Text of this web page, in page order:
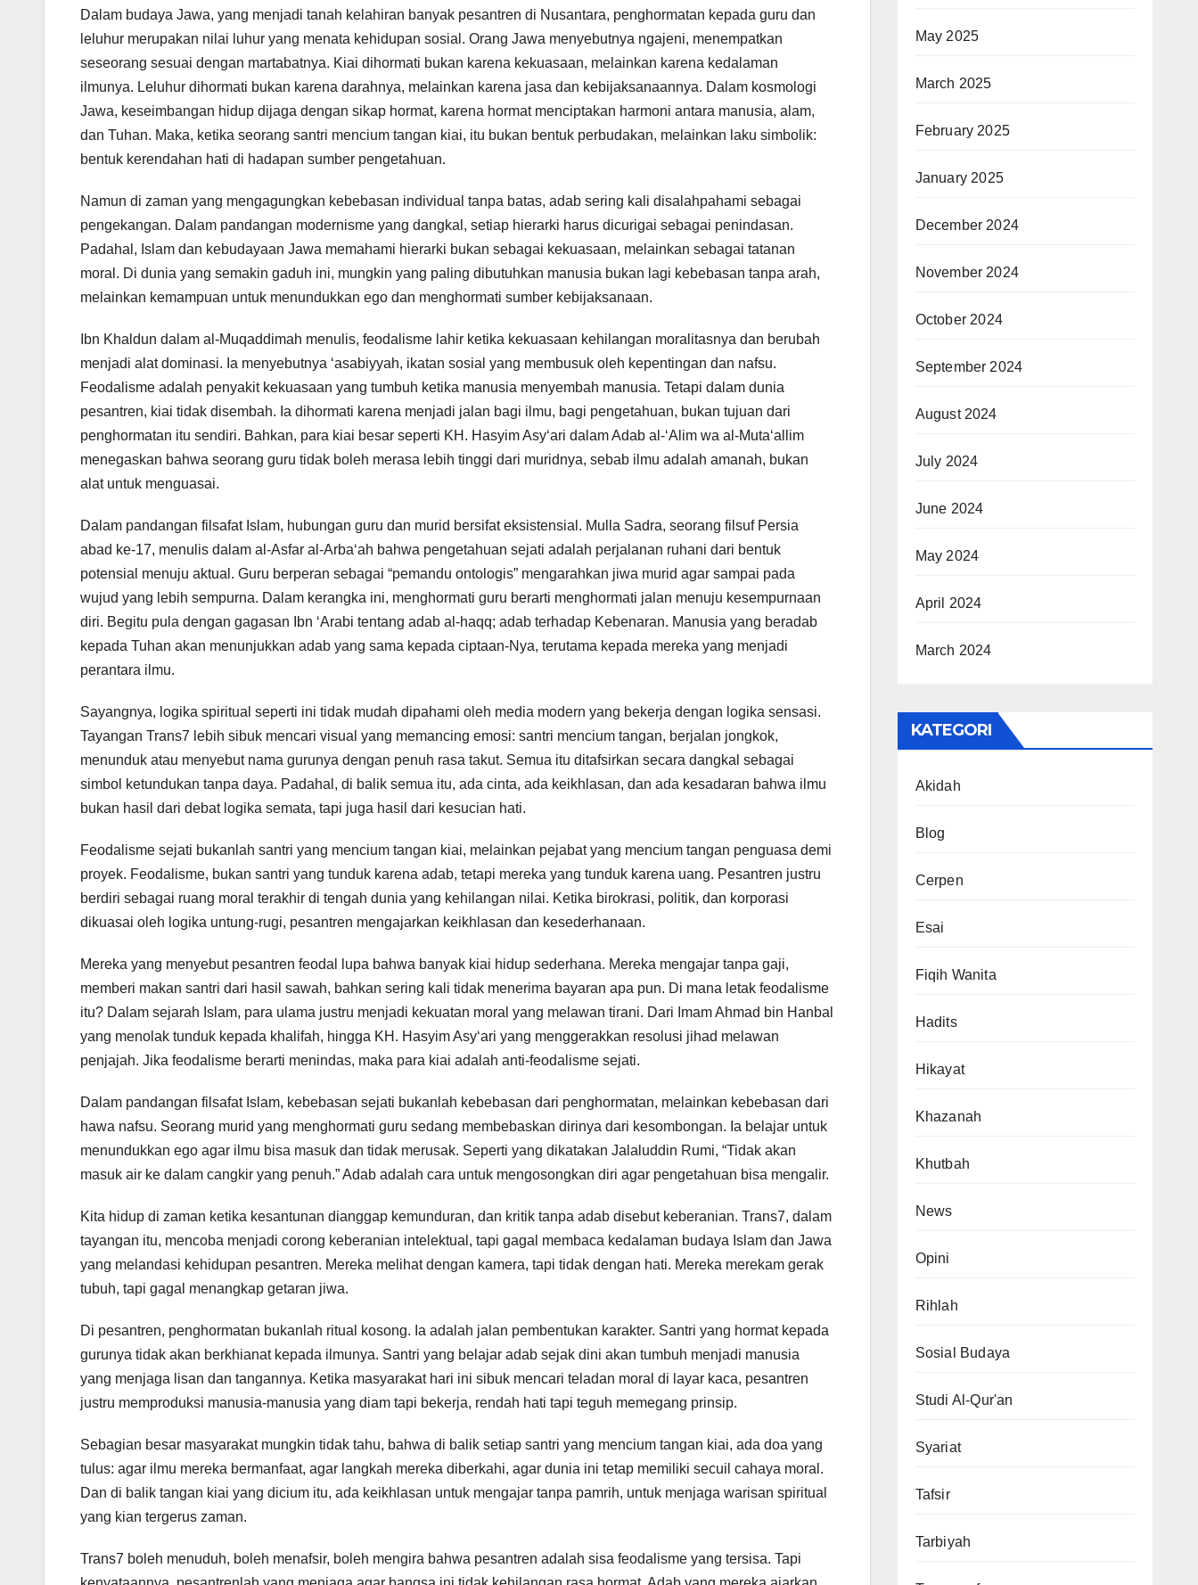
Dalam budaya Jawa, yang menjadi tanah kelahiran banyak pesantren di Nusantara, penghormatan kepada guru dan
leluhur merupakan nilai luhur yang menata kehidupan sosial. Orang Jawa menyebutnya ngajeni, menempatkan
seseorang sesuai dengan martabatnya. Kiai dihormati bukan karena kekuasaan, melainkan karena kedalaman
ilmunya. Leluhur dihormati bukan karena darahnya, melainkan karena jasa dan kebijaksanaannya. Dalam kosmologi
Jawa, keseimbangan hidup dijaga dengan sikap hormat, karena hormat menciptakan harmoni antara manusia, alam,
dan Tuhan. Maka, ketika seorang santri mencium tangan kiai, itu bukan bentuk perbudakan, melainkan laku simbolik:
bentuk kerendahan hati di hadapan sumber pengetahuan.
Namun di zaman yang mengagungkan kebebasan individual tanpa batas, adab sering kali disalahpahami sebagai
pengekangan. Dalam pandangan modernisme yang dangkal, setiap hierarki harus dicurigai sebagai penindasan.
Padahal, Islam dan kebudayaan Jawa memahami hierarki bukan sebagai kekuasaan, melainkan sebagai tatanan
moral. Di dunia yang semakin gaduh ini, mungkin yang paling dibutuhkan manusia bukan lagi kebebasan tanpa arah,
melainkan kemampuan untuk menundukkan ego dan menghormati sumber kebijaksanaan.
Ibn Khaldun dalam al-Muqaddimah menulis, feodalisme lahir ketika kekuasaan kehilangan moralitasnya dan berubah
menjadi alat dominasi. Ia menyebutnya ‘asabiyyah, ikatan sosial yang membusuk oleh kepentingan dan nafsu.
Feodalisme adalah penyakit kekuasaan yang tumbuh ketika manusia menyembah manusia. Tetapi dalam dunia
pesantren, kiai tidak disembah. Ia dihormati karena menjadi jalan bagi ilmu, bagi pengetahuan, bukan tujuan dari
penghormatan itu sendiri. Bahkan, para kiai besar seperti KH. Hasyim Asy‘ari dalam Adab al-‘Alim wa al-Muta‘allim
menegaskan bahwa seorang guru tidak boleh merasa lebih tinggi dari muridnya, sebab ilmu adalah amanah, bukan
alat untuk menguasai.
Dalam pandangan filsafat Islam, hubungan guru dan murid bersifat eksistensial. Mulla Sadra, seorang filsuf Persia
abad ke-17, menulis dalam al-Asfar al-Arba‘ah bahwa pengetahuan sejati adalah perjalanan ruhani dari bentuk
potensial menuju aktual. Guru berperan sebagai “pemandu ontologis” mengarahkan jiwa murid agar sampai pada
wujud yang lebih sempurna. Dalam kerangka ini, menghormati guru berarti menghormati jalan menuju kesempurnaan
diri. Begitu pula dengan gagasan Ibn ‘Arabi tentang adab al-haqq; adab terhadap Kebenaran. Manusia yang beradab
kepada Tuhan akan menunjukkan adab yang sama kepada ciptaan-Nya, terutama kepada mereka yang menjadi
perantara ilmu.
Sayangnya, logika spiritual seperti ini tidak mudah dipahami oleh media modern yang bekerja dengan logika sensasi.
Tayangan Trans7 lebih sibuk mencari visual yang memancing emosi: santri mencium tangan, berjalan jongkok,
menunduk atau menyebut nama gurunya dengan penuh rasa takut. Semua itu ditafsirkan secara dangkal sebagai
simbol ketundukan tanpa daya. Padahal, di balik semua itu, ada cinta, ada keikhlasan, dan ada kesadaran bahwa ilmu
bukan hasil dari debat logika semata, tapi juga hasil dari kesucian hati.
Feodalisme sejati bukanlah santri yang mencium tangan kiai, melainkan pejabat yang mencium tangan penguasa demi
proyek. Feodalisme, bukan santri yang tunduk karena adab, tetapi mereka yang tunduk karena uang. Pesantren justru
berdiri sebagai ruang moral terakhir di tengah dunia yang kehilangan nilai. Ketika birokrasi, politik, dan korporasi
dikuasai oleh logika untung-rugi, pesantren mengajarkan keikhlasan dan kesederhanaan.
Mereka yang menyebut pesantren feodal lupa bahwa banyak kiai hidup sederhana. Mereka mengajar tanpa gaji,
memberi makan santri dari hasil sawah, bahkan sering kali tidak menerima bayaran apa pun. Di mana letak feodalisme
itu? Dalam sejarah Islam, para ulama justru menjadi kekuatan moral yang melawan tirani. Dari Imam Ahmad bin Hanbal
yang menolak tunduk kepada khalifah, hingga KH. Hasyim Asy‘ari yang menggerakkan resolusi jihad melawan
penjajah. Jika feodalisme berarti menindas, maka para kiai adalah anti-feodalisme sejati.
Dalam pandangan filsafat Islam, kebebasan sejati bukanlah kebebasan dari penghormatan, melainkan kebebasan dari
hawa nafsu. Seorang murid yang menghormati guru sedang membebaskan dirinya dari kesombongan. Ia belajar untuk
menundukkan ego agar ilmu bisa masuk dan tidak merusak. Seperti yang dikatakan Jalaluddin Rumi, “Tidak akan
masuk air ke dalam cangkir yang penuh.” Adab adalah cara untuk mengosongkan diri agar pengetahuan bisa mengalir.
Kita hidup di zaman ketika kesantunan dianggap kemunduran, dan kritik tanpa adab disebut keberanian. Trans7, dalam
tayangan itu, mencoba menjadi corong keberanian intelektual, tapi gagal membaca kedalaman budaya Islam dan Jawa
yang melandasi kehidupan pesantren. Mereka melihat dengan kamera, tapi tidak dengan hati. Mereka merekam gerak
tubuh, tapi gagal menangkap getaran jiwa.
Di pesantren, penghormatan bukanlah ritual kosong. Ia adalah jalan pembentukan karakter. Santri yang hormat kepada
gurunya tidak akan berkhianat kepada ilmunya. Santri yang belajar adab sejak dini akan tumbuh menjadi manusia
yang menjaga lisan dan tangannya. Ketika masyarakat hari ini sibuk mencari teladan moral di layar kaca, pesantren
justru memproduksi manusia-manusia yang diam tapi bekerja, rendah hati tapi teguh memegang prinsip.
Sebagian besar masyarakat mungkin tidak tahu, bahwa di balik setiap santri yang mencium tangan kiai, ada doa yang
tulus: agar ilmu mereka bermanfaat, agar langkah mereka diberkahi, agar dunia ini tetap memiliki secuil cahaya moral.
Dan di balik tangan kiai yang dicium itu, ada keikhlasan untuk mengajar tanpa pamrih, untuk menjaga warisan spiritual
yang kian tergerus zaman.
Trans7 boleh menuduh, boleh menafsir, boleh mengira bahwa pesantren adalah sisa feodalisme yang tersisa. Tapi
May 2025
March 2025
February 2025
January 2025
December 2024
November 2024
October 2024
September 2024
August 2024
July 2024
June 2024
May 2024
April 2024
March 2024
KATEGORI
Akidah
Blog
Cerpen
Esai
Fiqih Wanita
Hadits
Hikayat
Khazanah
Khutbah
News
Opini
Rihlah
Sosial Budaya
Studi Al-Qur'an
Syariat
Tafsir
Tarbiyah